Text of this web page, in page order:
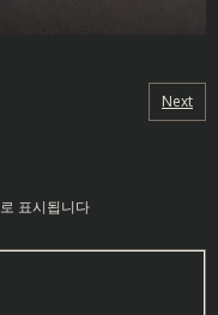
Next
로 표시됩니다